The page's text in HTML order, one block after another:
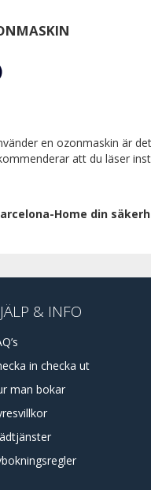
en ozonmaskin är
att du läser
Home din
& INFO
in checka ut
man bokar